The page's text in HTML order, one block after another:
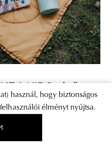
KIDS első
kollekciója. A márkára
használ, hogy biztonságos
élményt nyújtsa.